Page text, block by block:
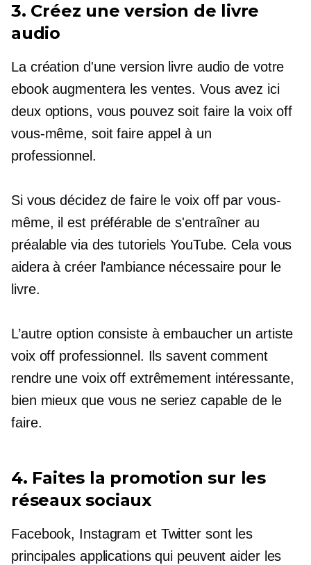
3. Créez une version de livre
audio
La création d'une version livre audio de votre
ebook augmentera les ventes. Vous avez ici
deux options, vous pouvez soit faire la voix off
vous-même, soit faire appel à un
professionnel.
Si vous décidez de faire levoix offpar vous-
même, il est préférable de s'entraîner au
préalable via des tutoriels YouTube. Cela vous
aidera à créer l’ambiance nécessaire pour le
livre.
L’autre option consiste à embaucher un artiste
voix off professionnel. Ils savent comment
rendre une voix off extrêmement intéressante,
bien mieux que vous ne seriez capable de le
faire.
4. Faites la promotion sur les
réseaux sociaux
Facebook, Instagram et Twitter sont les
principales applications qui peuvent aider les